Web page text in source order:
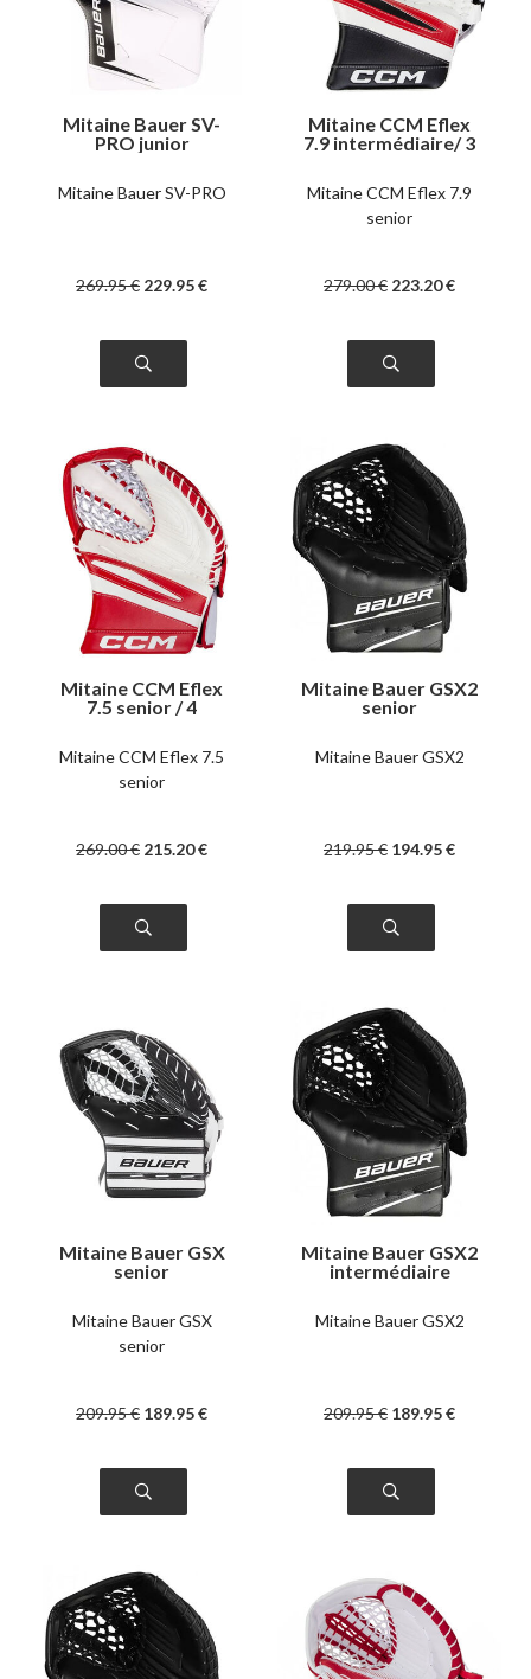
Mitaine Bauer SV-
PRO junior
Mitaine Bauer SV-PRO
269.95€ 229.95€
Mitaine CCM Eflex
7.9 intermédiaire/ 3
Mitaine CCM Eflex 7.9
senior
279.00€ 223.20€
Mitaine CCM Eflex
7.5 senior / 4
Mitaine CCM Eflex 7.5
senior
269.00€ 215.20€
Mitaine Bauer GSX2
senior
Mitaine Bauer GSX2
219.95€ 194.95€
Mitaine Bauer GSX
senior
Mitaine Bauer GSX
senior
209.95€ 189.95€
Mitaine Bauer GSX2
intermédiaire
Mitaine Bauer GSX2
209.95€ 189.95€